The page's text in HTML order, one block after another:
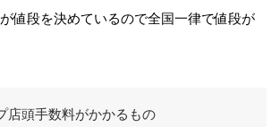
値段を決めているので全国一律で値段が
店頭手数料がかかるもの